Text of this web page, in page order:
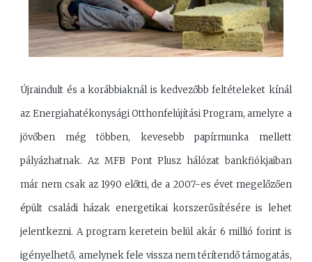
Újraindult és a korábbiaknál is kedvezőbb feltételeket kínál
az Energiahatékonysági Otthonfelújítási Program, amelyre a
jövőben még többen, kevesebb papírmunka mellett
pályázhatnak. Az MFB Pont Plusz hálózat bankfiókjaiban
már nem csak az 1990 előtti, de a 2007-es évet megelőzően
épült családi házak energetikai korszerűsítésére is lehet
jelentkezni. A program keretein belül akár 6 millió forint is
igényelhető, amelynek fele vissza nem térítendő támogatás,